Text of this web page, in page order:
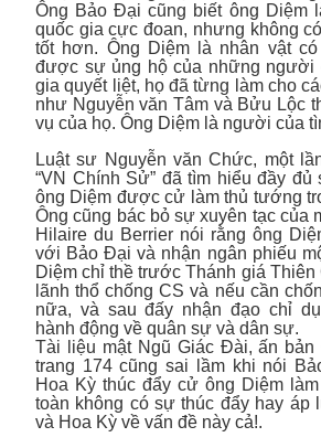
Ông Bảo Đại cũng biết ông Diệm
quốc gia cực đoan, nhưng không
tốt hơn. Ông Diệm là nhân vật
được sự ủng hộ của những người
gia quyết liệt, họ đã từng làm cho
như Nguyễn văn Tâm và Bửu Lộc
vụ của họ. Ông Diệm là người của
Luật sư Nguyễn văn Chức, một
“VN Chính Sử” đã tìm hiểu đầy
ông Diệm được cử làm thủ tướng
Ông cũng bác bỏ sự xuyên tạc của
Hilaire du Berrier nói rằng ông
với Bảo Đại và nhận ngân phiếu
Diệm chỉ thề trước Thánh giá Thiên
lãnh thổ chống CS và nếu cần
nữa, và sau đấy nhận đạo chỉ
hành động về quân sự và dân sự.
Tài liệu mật Ngũ Giác Đài, ấn bản
trang 174 cũng sai lầm khi nói
Hoa Kỳ thúc đẩy cử ông Diệm
toàn không có sự thúc đẩy hay áp
và Hoa Kỳ về vấn đề này cả!.